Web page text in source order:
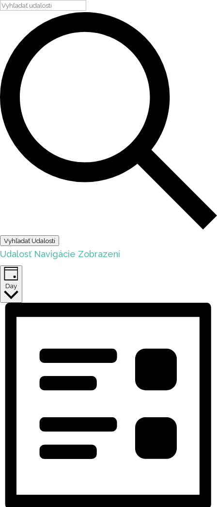
Vyhľadať Udalosti
Udalosť Navigácie Zobrazení
Day